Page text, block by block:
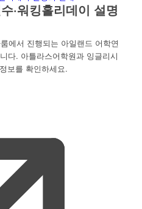
·워킹홀리데이 설명
에서 진행되는 아일랜드 어학연
다. 아틀라스어학원과 잉글리시
보를 확인하세요.